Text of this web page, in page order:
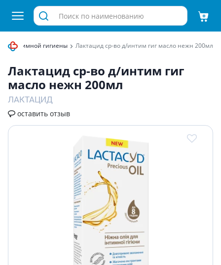
интимной гигиены Лактацид ср-во д/интим гиг масло нежн 200мл
Лактацид ср-во д/интим гиг
масло нежн 200мл
ЛАКТАЦИД
оставить отзыв